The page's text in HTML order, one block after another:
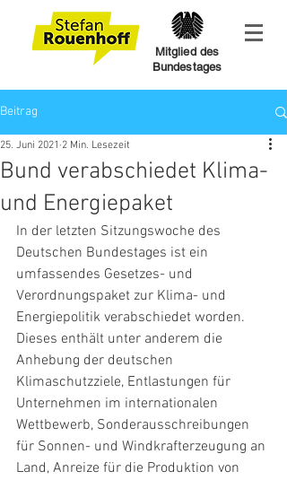
Mitglied des
Bundestages
Beitrag
Bund verabschiedet Klima-
und Energiepaket
25. Juni 2021 2 Min. Lesezeit
In der letzten Sitzungswoche des
Deutschen Bundestages ist ein
umfassendes Gesetzes- und
Verordnungspaket zur Klima- und
Energiepolitik verabschiedet worden.
Dieses enthält unter anderem die
Anhebung der deutschen
Klimaschutzziele, Entlastungen für
Unternehmen im internationalen
Wettbewerb, Sonderausschreibungen
für Sonnen- und Windkrafterzeugung an
Land, Anreize für die Produktion von